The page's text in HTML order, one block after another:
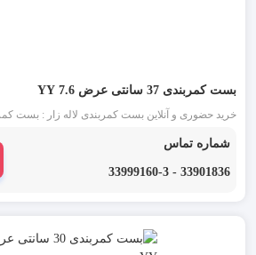
بست کمربندی 37 سانتی عرض 7.6 YY
دسته از بست کمربندی در دو رنگ بست کمربندی
شماره تماس
33901836 - 33999160-3